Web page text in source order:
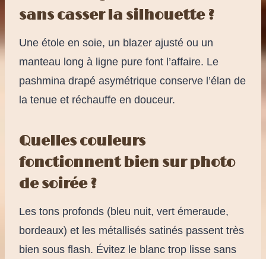
sans casser la silhouette ?
Une étole en soie, un blazer ajusté ou un
manteau long à ligne pure font l’affaire. Le
pashmina drapé asymétrique conserve l’élan de
la tenue et réchauffe en douceur.
Quelles couleurs
fonctionnent bien sur photo
de soirée ?
Les tons profonds (bleu nuit, vert émeraude,
bordeaux) et les métallisés satinés passent très
bien sous flash. Évitez le blanc trop lisse sans